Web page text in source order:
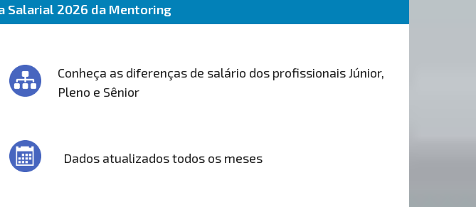
Salarial 2026 da Mentoring
Conheça as diferenças de salário dos profissionais Júnior,
Pleno e Sênior
Dados atualizados todos os meses